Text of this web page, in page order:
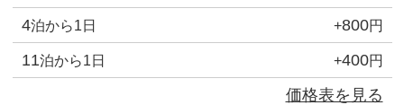
4泊から1日 +800円
11泊から1日 +400円
価格表を見る